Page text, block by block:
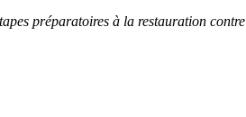
préparatoires à la restauration